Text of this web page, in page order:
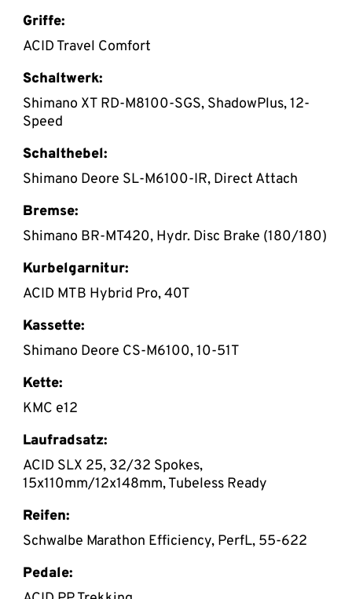
Griffe:
ACID Travel Comfort
Schaltwerk:
Shimano XT RD-M8100-SGS, ShadowPlus, 12-
Speed
Schalthebel:
Shimano Deore SL-M6100-IR, Direct Attach
Bremse:
Shimano BR-MT420, Hydr. Disc Brake (180/180)
Kurbelgarnitur:
ACID MTB Hybrid Pro, 40T
Kassette:
Shimano Deore CS-M6100, 10-51T
Kette:
KMC e12
Laufradsatz:
ACID SLX 25, 32/32 Spokes,
15x110mm/12x148mm, Tubeless Ready
Reifen:
Schwalbe Marathon Efficiency, PerfL, 55-622
Pedale: